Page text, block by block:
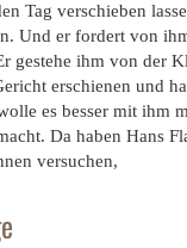
Tag verschieben
Und er fordert von
gestehe ihm von der
erschienen und
es besser mit ihm
Da haben Hans
versuchen,